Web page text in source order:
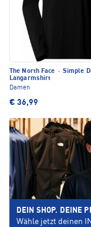
The North Face · Simple
Langarmshirt
Damen
€ 36,99
DEIN SHOP. DEINE
Wähle jetzt deinen